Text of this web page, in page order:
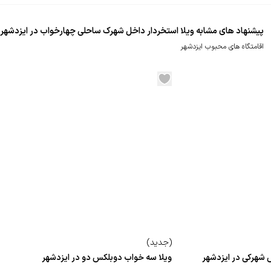
پیشنهاد های مشابه ویلا استخردار داخل شهرک ساحلی چهارخواب در ایزدشهر
اقامتگاه های محبوب ایزدشهر
در ایزدشهر
(جدید)
ویلا سه خواب دوبلکس دو در ایزدشهر